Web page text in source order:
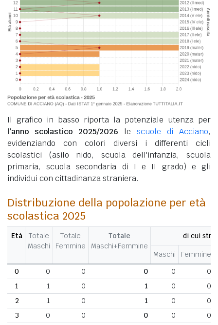
Il grafico in basso riporta la potenziale utenza per
l'anno scolastico 2025/2026 le scuole di Acciano,
evidenziando con colori diversi i differenti cicli
scolastici (asilo nido, scuola dell'infanzia, scuola
primaria, scuola secondaria di I e II grado) e gli
individui con cittadinanza straniera.
Distribuzione della popolazione per età
scolastica 2025
Età
Totale
Maschi
Totale
Femmine
Totale
Maschi+Femmine
di cui
Maschi Femmine
0
0 0 0 0
0
1
1 0 1 0
0
2
1 0 1 0
0
3
0 0 0 0
0